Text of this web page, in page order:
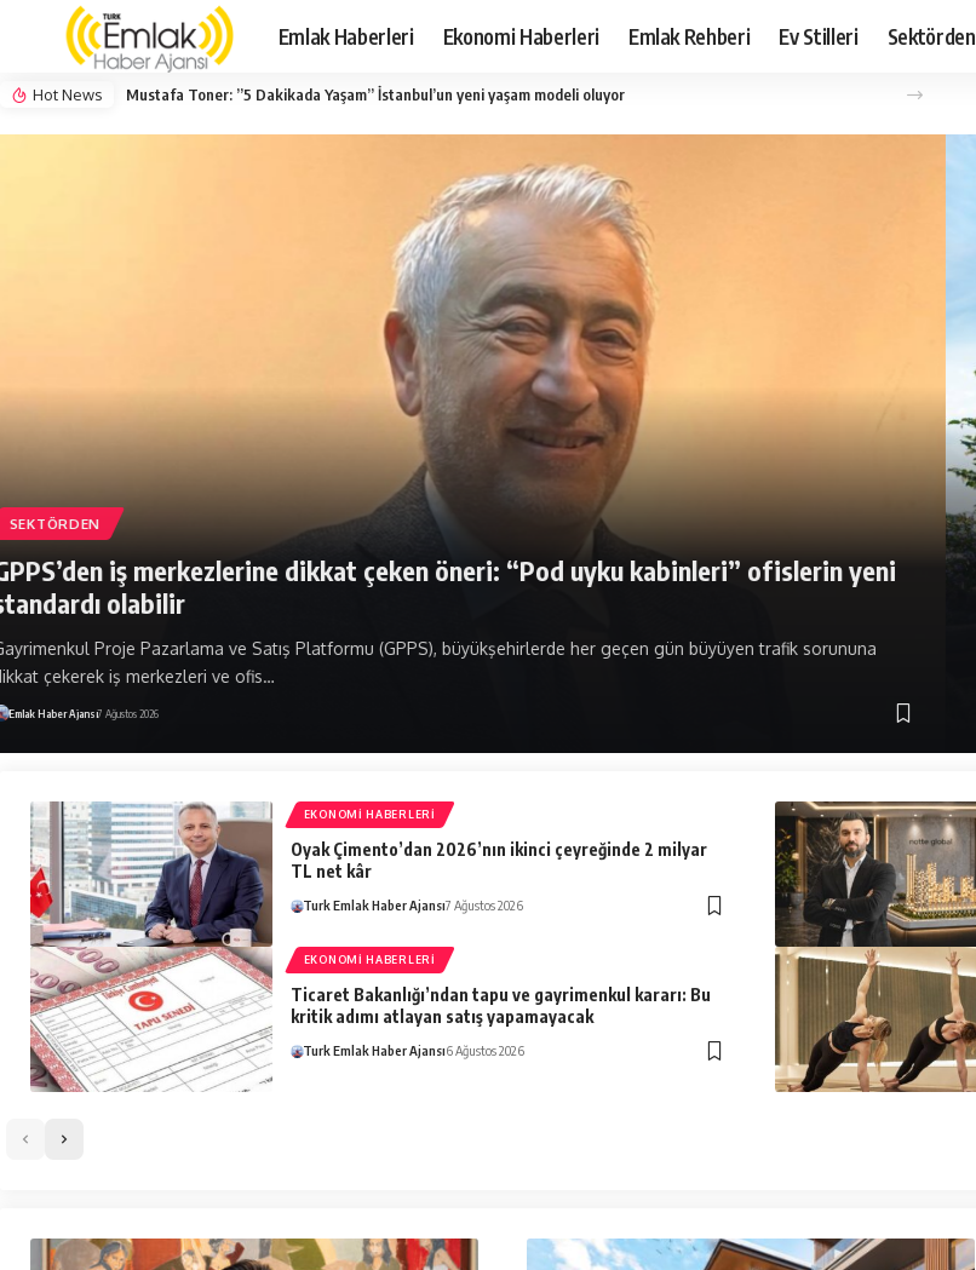
Emlak Haberleri Ekonomi Haberleri Emlak Rehberi Ev Stilleri Sektörden
Hot News Mustafa Toner: ”5 Dakikada Yaşam” İstanbul’un yeni yaşam modeli oluyor
İV Kandilli’de Teslim İçin Geri Sayım Başladı
Sabah kuş sesleriyle uyanmak, gün içinde İstanbul'un her noktasına kolayca ulaşmak, akşam ise Boğaz'ın huzuruna
dönmek… Kandilli'nin en seçkin konut…
Emlak Haber Ajansı7 Ağustos 2026
EKONOMI HABERLERI
Oyak Çimento’dan 2026’nın ikinci çeyreğinde 2 milyar
TL net kâr
Turk Emlak Haber Ajansı7 Ağustos 2026
EKONOMI HABERLERI
Ticaret Bakanlığı’ndan tapu ve gayrimenkul kararı: Bu
kritik adımı atlayan satış yapamayacak
Turk Emlak Haber Ajansı6 Ağustos 2026